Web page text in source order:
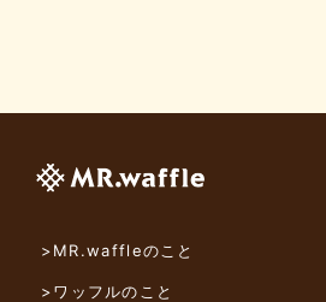
>MR.waffleのこと
>ワッフルのこと